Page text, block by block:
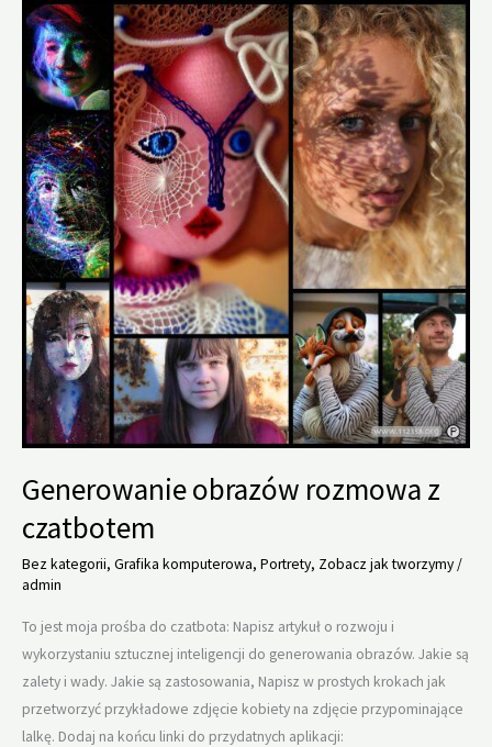
Generowanie obrazów rozmowa z
czatbotem
Bez kategorii, Grafika komputerowa, Portrety, Zobacz jak tworzymy/
admin
To jest moja prośba do czatbota: Napisz artykuł o rozwoju i
wykorzystaniu sztucznej inteligencji do generowania obrazów. Jakie są
zalety i wady. Jakie są zastosowania, Napisz w prostych krokach jak
przetworzyć przykładowe zdjęcie kobiety na zdjęcie przypominające
lalkę. Dodaj na końcu linki do przydatnych aplikacji: